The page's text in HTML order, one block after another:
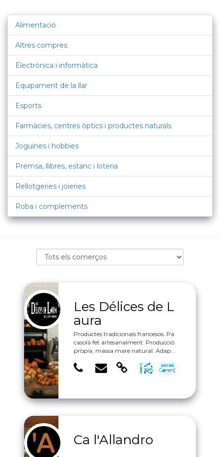
Alimentació
Altres compres
Electrònica i informàtica
Equipament de la llar
Esports
Farmàcies, centres òptics i productes naturals
Joguines i hobbies
Premsa, llibres, estanc i loteria
Rellotgeries i joieries
Roba i complements
Les Délices de L
aura
Productes tradicionals francesos. Pa
casolà fet artesanalment. Producció
pròpia, massa mare natural. Adap...
Ca l'Allandro